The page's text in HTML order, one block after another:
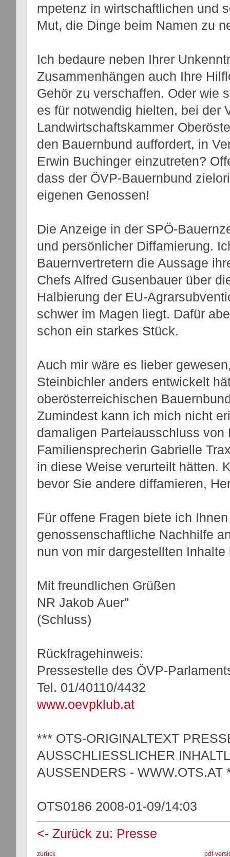
mpetenz in wirtschaftlichen und
Mut, die Dinge beim Namen zu
Ich bedaure neben Ihrer
Zusammenhängen auch Ihre
Gehör zu verschaffen. Oder wie
es für notwendig hielten, bei der
Landwirtschaftskammer
den Bauernbund auffordert, in
Erwin Buchinger einzutreten?
dass der ÖVP-Bauernbund
eigenen Genossen!
Die Anzeige in der SPÖ-
und persönlicher Diffamierung.
Bauernvertretern die Aussage
Chefs Alfred Gusenbauer über
Halbierung der EU-
schwer im Magen liegt. Dafür
schon ein starkes Stück.
Auch mir wäre es lieber
Steinbichler anders entwickelt
oberösterreichischen
Zumindest kann ich mich nicht
damaligen Parteiausschluss
Familiensprecherin Gabrielle
in diese Weise verurteilt hätten.
bevor Sie andere diffamieren,
Für offene Fragen biete ich
genossenschaftliche Nachhilfe
nun von mir dargestellten
Mit freundlichen Grüßen
NR Jakob Auer"
(Schluss)
Rückfragehinweis:
Pressestelle des ÖVP-
Tel. 01/40110/4432
www.oevpklub.at
*** OTS-ORIGINALTEXT
AUSSCHLIESSLICHER
AUSSENDERS - WWW.OTS.AT
OTS0186 2008-01-09/14:03
<- Zurück zu: Presse
zurück pdf-